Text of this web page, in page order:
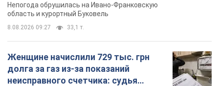
Непогода обрушилась на Ивано-Франковскую
область и курортный Буковель
8.08.2026 09:27 33,1 т.
Женщине начислили 729 тыс. грн
долга за газ из-за показаний
неисправного счетчика: судья